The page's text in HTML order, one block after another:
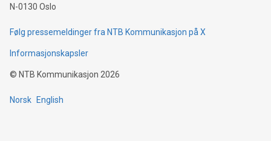
N-0130 Oslo
Følg pressemeldinger fra NTB Kommunikasjon på X
Informasjonskapsler
© NTB Kommunikasjon 2026
Norsk English